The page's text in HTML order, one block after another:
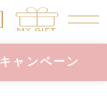
ャンペーン